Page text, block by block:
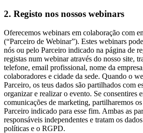
2. Registo nos nossos webinars
Oferecemos webinars em colaboração com
(“Parceiro de Webinar”). Estes webinars
nós ou pelo Parceiro indicado na página de
registas num webinar através do nosso site,
telefone, email profissional, nome da
colaboradores e cidade da sede. Quando o
Parceiro, os teus dados são partilhados com
organizar e realizar o evento. Se consentires
comunicações de marketing, partilharemos
Parceiro indicado para esse fim. Ambas as
responsáveis independentes e tratam os
políticas e o RGPD.